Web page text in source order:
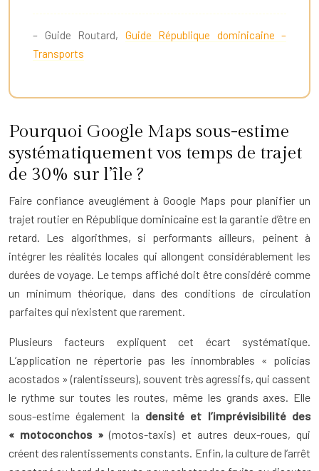
– Guide Routard, Guide République dominicaine –
Transports
Pourquoi Google Maps sous-estime
systématiquement vos temps de trajet
de 30% sur l’île ?
Faire confiance aveuglément à Google Maps pour planifier un
trajet routier en République dominicaine est la garantie d’être en
retard. Les algorithmes, si performants ailleurs, peinent à
intégrer les réalités locales qui allongent considérablement les
durées de voyage. Le temps affiché doit être considéré comme
un minimum théorique, dans des conditions de circulation
parfaites qui n’existent que rarement.
Plusieurs facteurs expliquent cet écart systématique.
L’application ne répertorie pas les innombrables « policías
acostados » (ralentisseurs), souvent très agressifs, qui cassent
le rythme sur toutes les routes, même les grands axes. Elle
sous-estime également la densité et l’imprévisibilité des
« motoconchos » (motos-taxis) et autres deux-roues, qui
créent des ralentissements constants. Enfin, la culture de l’arrêt